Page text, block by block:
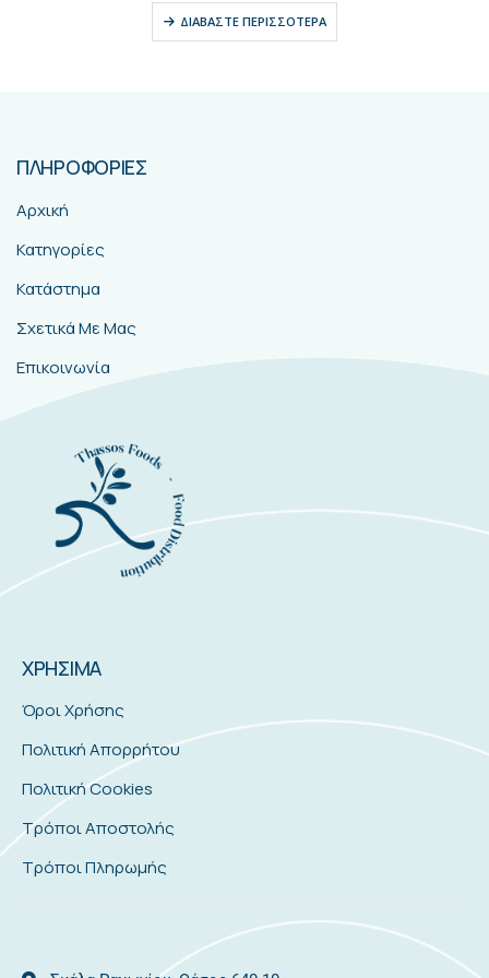
ΔΙΑΒΆΣΤΕ ΠΕΡΙΣΣΌΤΕΡΑ
ΠΛΗΡΟΦΟΡΙΕΣ
Αρχική
Κατηγορίες
Κατάστημα
Σχετικά Με Μας
Επικοινωνία
ΧΡΗΣΙΜΑ
Όροι Χρήσης
Πολιτική Απορρήτου
Πολιτική Cookies
Τρόποι Αποστολής
Τρόποι Πληρωμής